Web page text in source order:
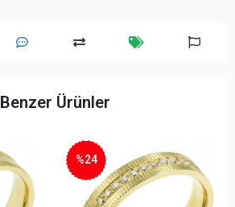
Benzer Ürünler
%24